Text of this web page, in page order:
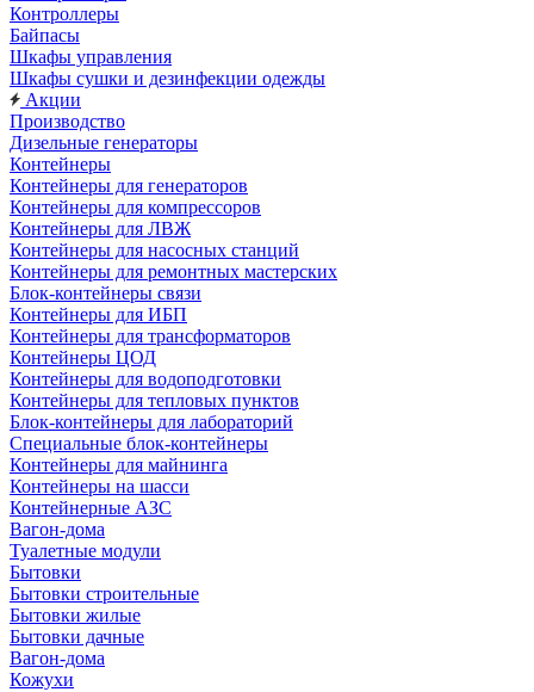
Контроллеры
Байпасы
Шкафы управления
Шкафы сушки и дезинфекции одежды
Акции
Производство
Дизельные генераторы
Контейнеры
Контейнеры для генераторов
Контейнеры для компрессоров
Контейнеры для ЛВЖ
Контейнеры для насосных станций
Контейнеры для ремонтных мастерских
Блок-контейнеры связи
Контейнеры для ИБП
Контейнеры для трансформаторов
Контейнеры ЦОД
Контейнеры для водоподготовки
Контейнеры для тепловых пунктов
Блок-контейнеры для лабораторий
Специальные блок-контейнеры
Контейнеры для майнинга
Контейнеры на шасси
Контейнерные АЗС
Вагон-дома
Туалетные модули
Бытовки
Бытовки строительные
Бытовки жилые
Бытовки дачные
Вагон-дома
Кожухи